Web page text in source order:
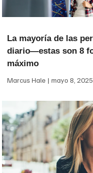
La mayoría de las
diario—estas son 8
máximo
Marcus Hale mayo 8, 2025